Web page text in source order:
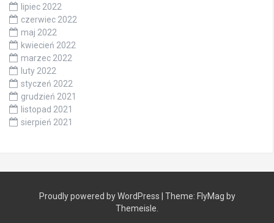
lipiec 2022
czerwiec 2022
maj 2022
kwiecień 2022
marzec 2022
luty 2022
styczeń 2022
grudzień 2021
listopad 2021
sierpień 2021
Proudly powered by WordPress Theme: FlyMag by
Themeisle.